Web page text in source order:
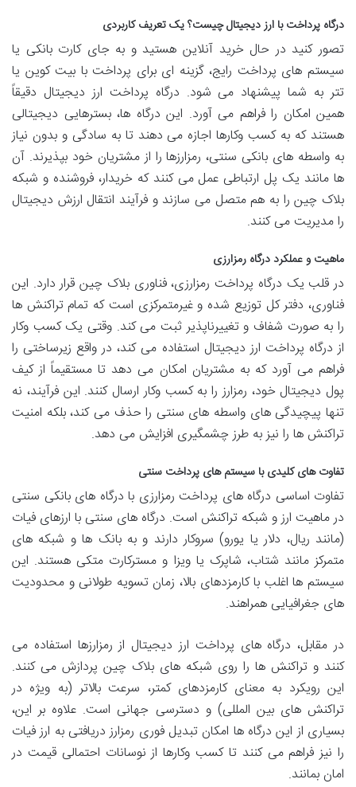
درگاه پرداخت با ارز دیجیتال چیست؟ یک تعریف کاربردی
تصور کنید در حال خرید آنلاین هستید و به جای کارت بانکی یا
سیستم های پرداخت رایج، گزینه ای برای پرداخت با بیت کوین یا
تتر به شما پیشنهاد می شود. درگاه پرداخت ارز دیجیتال دقیقاً
همین امکان را فراهم می آورد. این درگاه ها، بسترهایی دیجیتالی
هستند که به کسب وکارها اجازه می دهند تا به سادگی و بدون نیاز
به واسطه های بانکی سنتی، رمزارزها را از مشتریان خود بپذیرند. آن
ها مانند یک پل ارتباطی عمل می کنند که خریدار، فروشنده و شبکه
بلاک چین را به هم متصل می سازند و فرآیند انتقال ارزش دیجیتال
را مدیریت می کنند.
ماهیت و عملکرد درگاه رمزارزی
در قلب یک درگاه پرداخت رمزارزی، فناوری بلاک چین قرار دارد. این
فناوری، دفتر کل توزیع شده و غیرمتمرکزی است که تمام تراکنش ها
را به صورت شفاف و تغییرناپذیر ثبت می کند. وقتی یک کسب وکار
از درگاه پرداخت ارز دیجیتال استفاده می کند، در واقع زیرساختی را
فراهم می آورد که به مشتریان امکان می دهد تا مستقیماً از کیف
پول دیجیتال خود، رمزارز را به کسب وکار ارسال کنند. این فرآیند، نه
تنها پیچیدگی های واسطه های سنتی را حذف می کند، بلکه امنیت
تراکنش ها را نیز به طرز چشمگیری افزایش می دهد.
تفاوت های کلیدی با سیستم های پرداخت سنتی
تفاوت اساسی درگاه های پرداخت رمزارزی با درگاه های بانکی سنتی
در ماهیت ارز و شبکه تراکنش است. درگاه های سنتی با ارزهای فیات
(مانند ریال، دلار یا یورو) سروکار دارند و به بانک ها و شبکه های
متمرکز مانند شتاب، شاپرک یا ویزا و مسترکارت متکی هستند. این
سیستم ها اغلب با کارمزدهای بالا، زمان تسویه طولانی و محدودیت
های جغرافیایی همراهند.
در مقابل، درگاه های پرداخت ارز دیجیتال از رمزارزها استفاده می
کنند و تراکنش ها را روی شبکه های بلاک چین پردازش می کنند.
این رویکرد به معنای کارمزدهای کمتر، سرعت بالاتر (به ویژه در
تراکنش های بین المللی) و دسترسی جهانی است. علاوه بر این،
بسیاری از این درگاه ها امکان تبدیل فوری رمزارز دریافتی به ارز فیات
را نیز فراهم می کنند تا کسب وکارها از نوسانات احتمالی قیمت در
امان بمانند.